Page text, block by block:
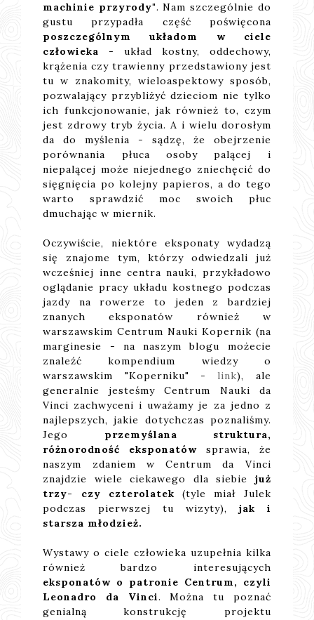
machinie przyrody". Nam szczególnie do
gustu przypadła część poświęcona
poszczególnym układom w ciele
człowieka - układ kostny, oddechowy,
krążenia czy trawienny przedstawiony jest
tu w znakomity, wieloaspektowy sposób,
pozwalający przybliżyć dzieciom nie tylko
ich funkcjonowanie, jak również to, czym
jest zdrowy tryb życia. A i wielu dorosłym
da do myślenia - sądzę, że obejrzenie
porównania płuca osoby palącej i
niepalącej może niejednego zniechęcić do
sięgnięcia po kolejny papieros, a do tego
warto sprawdzić moc swoich płuc
dmuchając w miernik.
Oczywiście, niektóre eksponaty wydadzą
się znajome tym, którzy odwiedzali już
wcześniej inne centra nauki, przykładowo
oglądanie pracy układu kostnego podczas
jazdy na rowerze to jeden z bardziej
znanych eksponatów również w
warszawskim Centrum Nauki Kopernik (na
marginesie - na naszym blogu możecie
znaleźć kompendium wiedzy o
warszawskim "Koperniku" - link), ale
generalnie jesteśmy Centrum Nauki da
Vinci zachwyceni i uważamy je za jedno z
najlepszych, jakie dotychczas poznaliśmy.
Jego przemyślana struktura,
różnorodność eksponatów sprawia, że
naszym zdaniem w Centrum da Vinci
znajdzie wiele ciekawego dla siebie już
trzy- czy czterolatek(tyle miał Julek
podczas pierwszej tu wizyty), jak i
starsza młodzież.
Wystawy o ciele człowieka uzupełnia kilka
również bardzo interesujących
eksponatów o patronie Centrum, czyli
Leonadro da Vinci. Można tu poznać
genialną konstrukcję projektu